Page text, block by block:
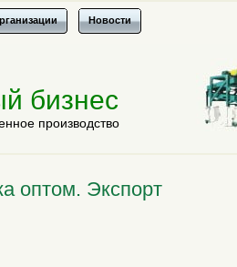
Новости
бизнес
производство
оптом. Экспорт